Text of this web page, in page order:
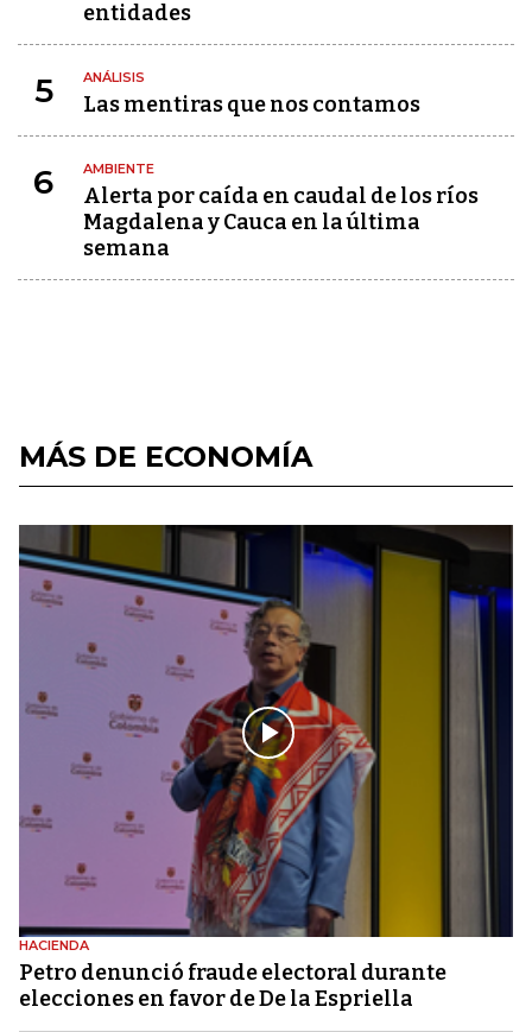
entidades
5 ANÁLISIS
Las mentiras que nos contamos
6 AMBIENTE
Alerta por caída en caudal de los ríos
Magdalena y Cauca en la última
semana
MÁS DE ECONOMÍA
HACIENDA
Petro denunció fraude electoral durante
elecciones en favor de De la Espriella